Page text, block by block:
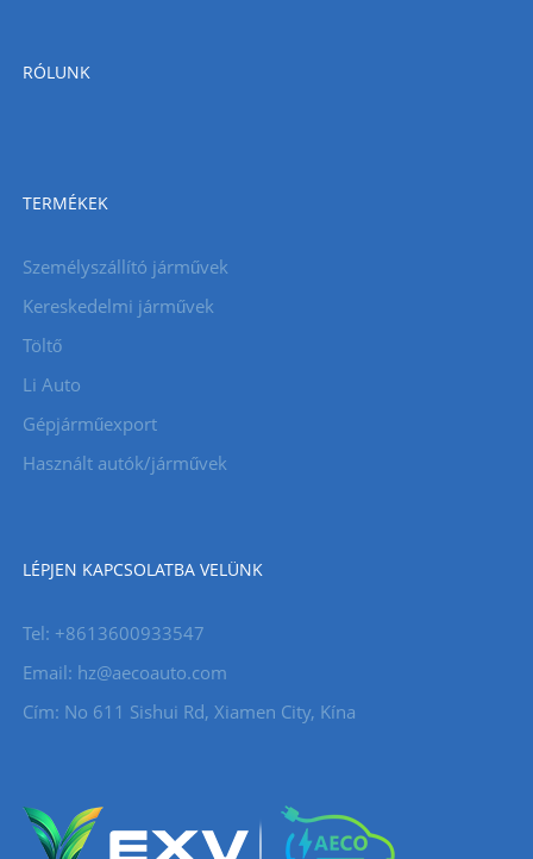
RÓLUNK
TERMÉKEK
Személyszállító járművek
Kereskedelmi járművek
Töltő
Li Auto
Gépjárműexport
Használt autók/járművek
LÉPJEN KAPCSOLATBA VELÜNK
Tel: +8613600933547
Email: hz@aecoauto.com
Cím: No 611 Sishui Rd, Xiamen City, Kína